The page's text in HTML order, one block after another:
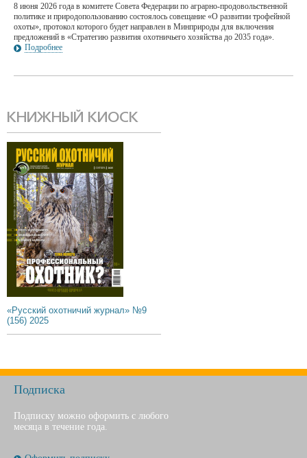
8 июня 2026 года в комитете Совета Федерации по аграрно-продовольственной
политике и природопользованию состоялось совещание «О развитии трофейной
охоты», протокол которого будет направлен в Минприроды для включения
предложений в «Стратегию развития охотничьего хозяйства до 2035 года».
Подробнее
КНИЖНЫЙ КИОСК
«Русский охотничий журнал» №9
(156) 2025
Подписка
Подписку можно оформить с любого
месяца в течение года.